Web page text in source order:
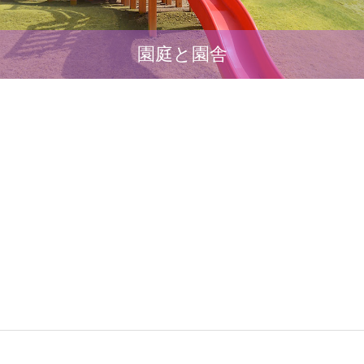
園庭と園舎